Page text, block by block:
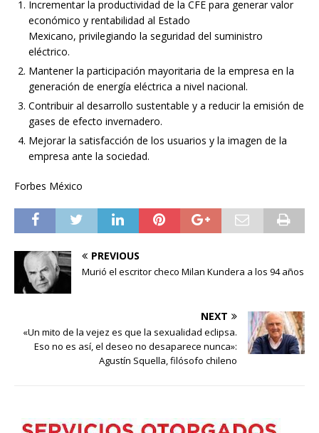
Incrementar la productividad de la CFE para generar valor
económico y rentabilidad al Estado
Mexicano, privilegiando la seguridad del suministro
eléctrico.
Mantener la participación mayoritaria de la empresa en la
generación de energía eléctrica a nivel nacional.
Contribuir al desarrollo sustentable y a reducir la emisión de
gases de efecto invernadero.
Mejorar la satisfacción de los usuarios y la imagen de la
empresa ante la sociedad.
Forbes México
PREVIOUS
Murió el escritor checo Milan Kundera a los 94 años
NEXT
«Un mito de la vejez es que la sexualidad eclipsa.
Eso no es así, el deseo no desaparece nunca»:
Agustín Squella, filósofo chileno